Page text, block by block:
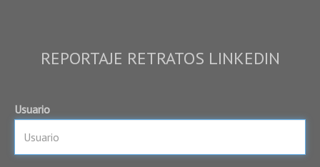
REPORTAJE RETRATOS LINKEDIN
Usuario